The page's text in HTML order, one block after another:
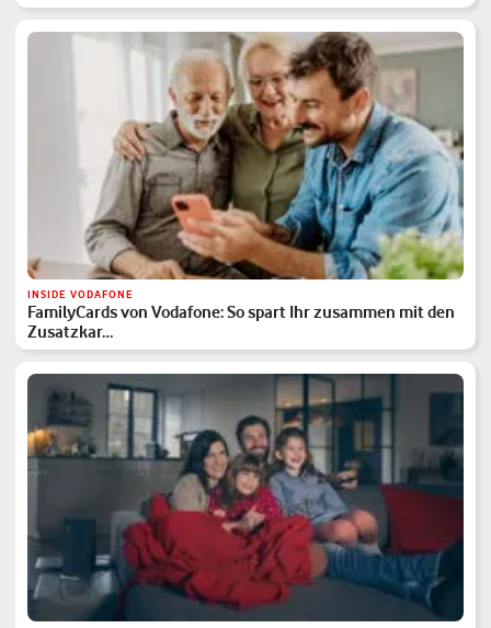
INSIDE VODAFONE
FamilyCards von Vodafone: So spart Ihr zusammen mit den
Zusatzkar…